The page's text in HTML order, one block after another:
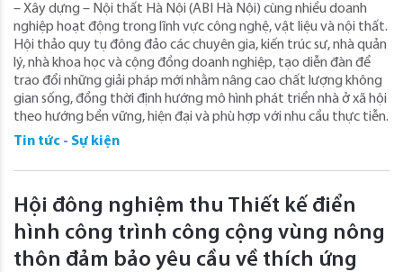
– Xây dựng – Nội thất Hà Nội (ABI Hà Nội) cùng nhiều doanh
nghiệp hoạt động trong lĩnh vực công nghệ, vật liệu và nội thất.
Hội thảo quy tụ đông đảo các chuyên gia, kiến trúc sư, nhà quản
lý, nhà khoa học và cộng đồng doanh nghiệp, tạo diễn đàn để
trao đổi những giải pháp mới nhằm nâng cao chất lượng không
gian sống, đồng thời định hướng mô hình phát triển nhà ở xã hội
theo hướng bền vững, hiện đại và phù hợp với nhu cầu thực tiễn.
Tin tức - Sự kiện
Hội đông nghiệm thu Thiết kế điển
hình công trình công cộng vùng nông
thôn đảm bảo yêu cầu về thích ứng